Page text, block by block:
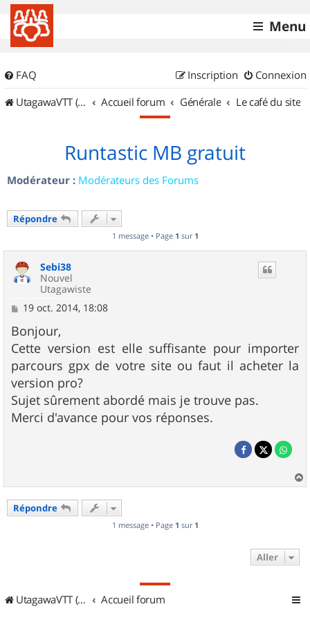
Menu
FAQ Connexion
Inscription
UtagawaVTT (Randos VTT et VTTAE avec traces GPS)
Accueil forum Générale Le café du site
Runtastic MB gratuit
Modérateur : Modérateurs des Forums
Répondre
1 message • Page 1 sur 1
Sebi38
Nouvel
Utagawiste
M
s
s
a
g
e
19 oct. 2014, 18:08
Bonjour,
Cette version est elle suffisante pour importer
parcours gpx de votre site ou faut il acheter la
version pro?
Sujet sûrement abordé mais je trouve pas.
Merci d'avance pour vos réponses.
a
Répondre
1 message • Page 1 sur 1
Aller
UtagawaVTT (Randos VTT et VTTAE avec traces GPS) Accueil forum